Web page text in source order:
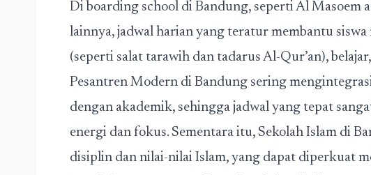
Di boarding school di Bandung, seperti Al Masoem
lainnya, jadwal harian yang teratur membantu
(seperti salat tarawih dan tadarus Al-Qur’an),
Pesantren Modern di Bandung sering
dengan akademik, sehingga jadwal yang tepat
energi dan fokus. Sementara itu, Sekolah Islam di
disiplin dan nilai-nilai Islam, yang dapat diperkuat